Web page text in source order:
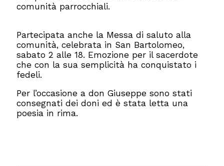
comunità parrocchiali.
Partecipata anche la Messa di saluto alla
comunità, celebrata in San Bartolomeo,
sabato 2 alle 18. Emozione per il sacerdote
che con la sua semplicità ha conquistato i
fedeli.
Per l’occasione a don Giuseppe sono stati
consegnati dei doni ed è stata letta una
poesia in rima.